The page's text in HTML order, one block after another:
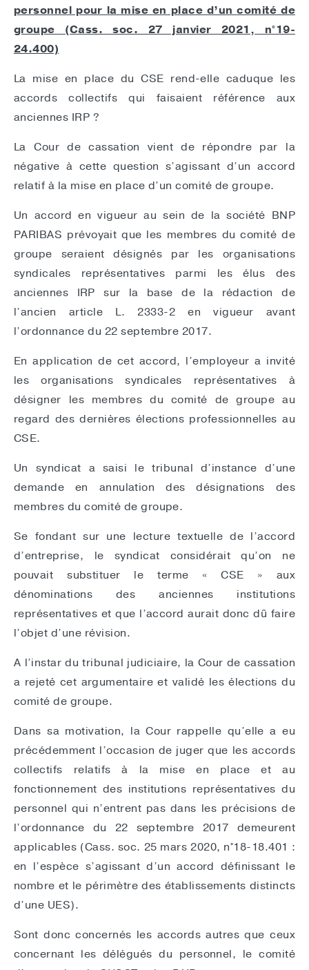
personnel pour la mise en place d’un comité de
groupe (Cass. soc. 27 janvier 2021, n°19-
24.400)
La mise en place du CSE rend-elle caduque les
accords collectifs qui faisaient référence aux
anciennes IRP ?
La Cour de cassation vient de répondre par la
négative à cette question s’agissant d’un accord
relatif à la mise en place d’un comité de groupe.
Un accord en vigueur au sein de la société BNP
PARIBAS prévoyait que les membres du comité de
groupe seraient désignés par les organisations
syndicales représentatives parmi les élus des
anciennes IRP sur la base de la rédaction de
l’ancien article L. 2333-2 en vigueur avant
l’ordonnance du 22 septembre 2017.
En application de cet accord, l’employeur a invité
les organisations syndicales représentatives à
désigner les membres du comité de groupe au
regard des dernières élections professionnelles au
CSE.
Un syndicat a saisi le tribunal d’instance d’une
demande en annulation des désignations des
membres du comité de groupe.
Se fondant sur une lecture textuelle de l’accord
d’entreprise, le syndicat considérait qu’on ne
pouvait substituer le terme « CSE » aux
dénominations des anciennes institutions
représentatives et que l’accord aurait donc dû faire
l’objet d’une révision.
A l’instar du tribunal judiciaire, la Cour de cassation
a rejeté cet argumentaire et validé les élections du
comité de groupe.
Dans sa motivation, la Cour rappelle qu’elle a eu
précédemment l’occasion de juger que les accords
collectifs relatifs à la mise en place et au
fonctionnement des institutions représentatives du
personnel qui n’entrent pas dans les précisions de
l’ordonnance du 22 septembre 2017 demeurent
applicables (Cass. soc. 25 mars 2020, n°18-18.401 :
en l’espèce s’agissant d’un accord définissant le
nombre et le périmètre des établissements distincts
d’une UES).
Sont donc concernés les accords autres que ceux
concernant les délégués du personnel, le comité